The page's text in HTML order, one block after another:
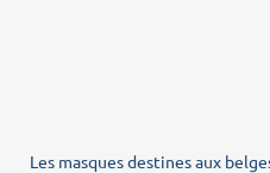
Les masques destines aux